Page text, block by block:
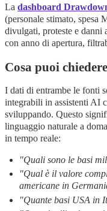
La dashboard
(personale stimato,
divulgati, proteste e danni
con anno di apertura,
Cosa puoi
I dati di entrambe le fonti
integrabili in assistenti AI
sviluppando. Questo
linguaggio naturale a
in tempo reale:
"Quali sono le basi
"Qual è il valore
americane in
"Quante basi USA in